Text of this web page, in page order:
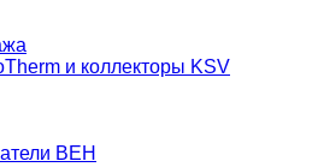
и коллекторы KSV
BEH